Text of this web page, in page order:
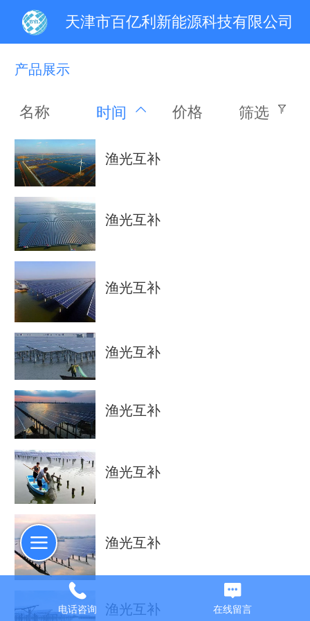
天津市百亿利新能源科技有限公司
产品展示
名称 时间 价格 筛选
渔光互补
渔光互补
渔光互补
渔光互补
渔光互补
渔光互补
渔光互补
渔光互补
电话咨询 在线留言